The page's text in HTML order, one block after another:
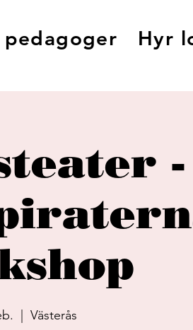
pedagoger Hyr
Västerås